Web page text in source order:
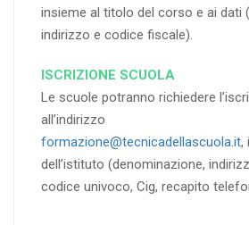
insieme al titolo del corso e ai dati
indirizzo e codice fiscale).
ISCRIZIONE SCUOLA
Le scuole potranno richiedere
all’indirizzo
formazione@tecnicadellascuola.it,
dell’istituto (denominazione,
codice univoco, Cig, recapito